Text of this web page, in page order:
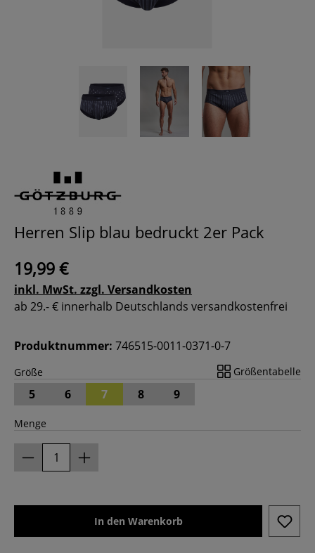
Herren Slip blau bedruckt 2er Pack
19,99 €
inkl. MwSt. zzgl. Versandkosten
ab 29.- € innerhalb Deutschlands versandkostenfrei
Produktnummer: 746515-0011-0371-0-7
Größe Größentabelle
5 6 7 8 9
Menge
In den Warenkorb